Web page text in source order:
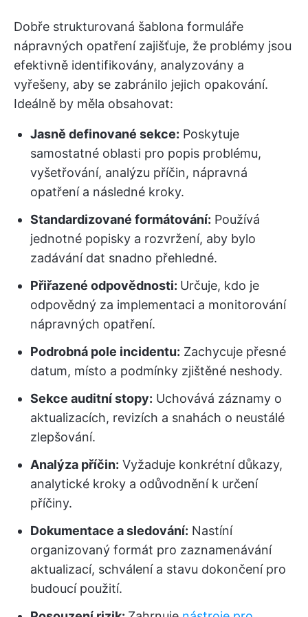
Dobře strukturovaná šablona formuláře
nápravných opatření zajišťuje, že problémy jsou
efektivně identifikovány, analyzovány a
vyřešeny, aby se zabránilo jejich opakování.
Ideálně by měla obsahovat:
Jasně definované sekce: Poskytuje
samostatné oblasti pro popis problému,
vyšetřování, analýzu příčin, nápravná
opatření a následné kroky.
Standardizované formátování: Používá
jednotné popisky a rozvržení, aby bylo
zadávání dat snadno přehledné.
Přiřazené odpovědnosti: Určuje, kdo je
odpovědný za implementaci a monitorování
nápravných opatření.
Podrobná pole incidentu: Zachycuje přesné
datum, místo a podmínky zjištěné neshody.
Sekce auditní stopy: Uchovává záznamy o
aktualizacích, revizích a snahách o neustálé
zlepšování.
Analýza příčin: Vyžaduje konkrétní důkazy,
analytické kroky a odůvodnění k určení
příčiny.
Dokumentace a sledování: Nastíní
organizovaný formát pro zaznamenávání
aktualizací, schválení a stavu dokončení pro
budoucí použití.